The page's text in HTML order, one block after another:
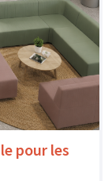
pour les